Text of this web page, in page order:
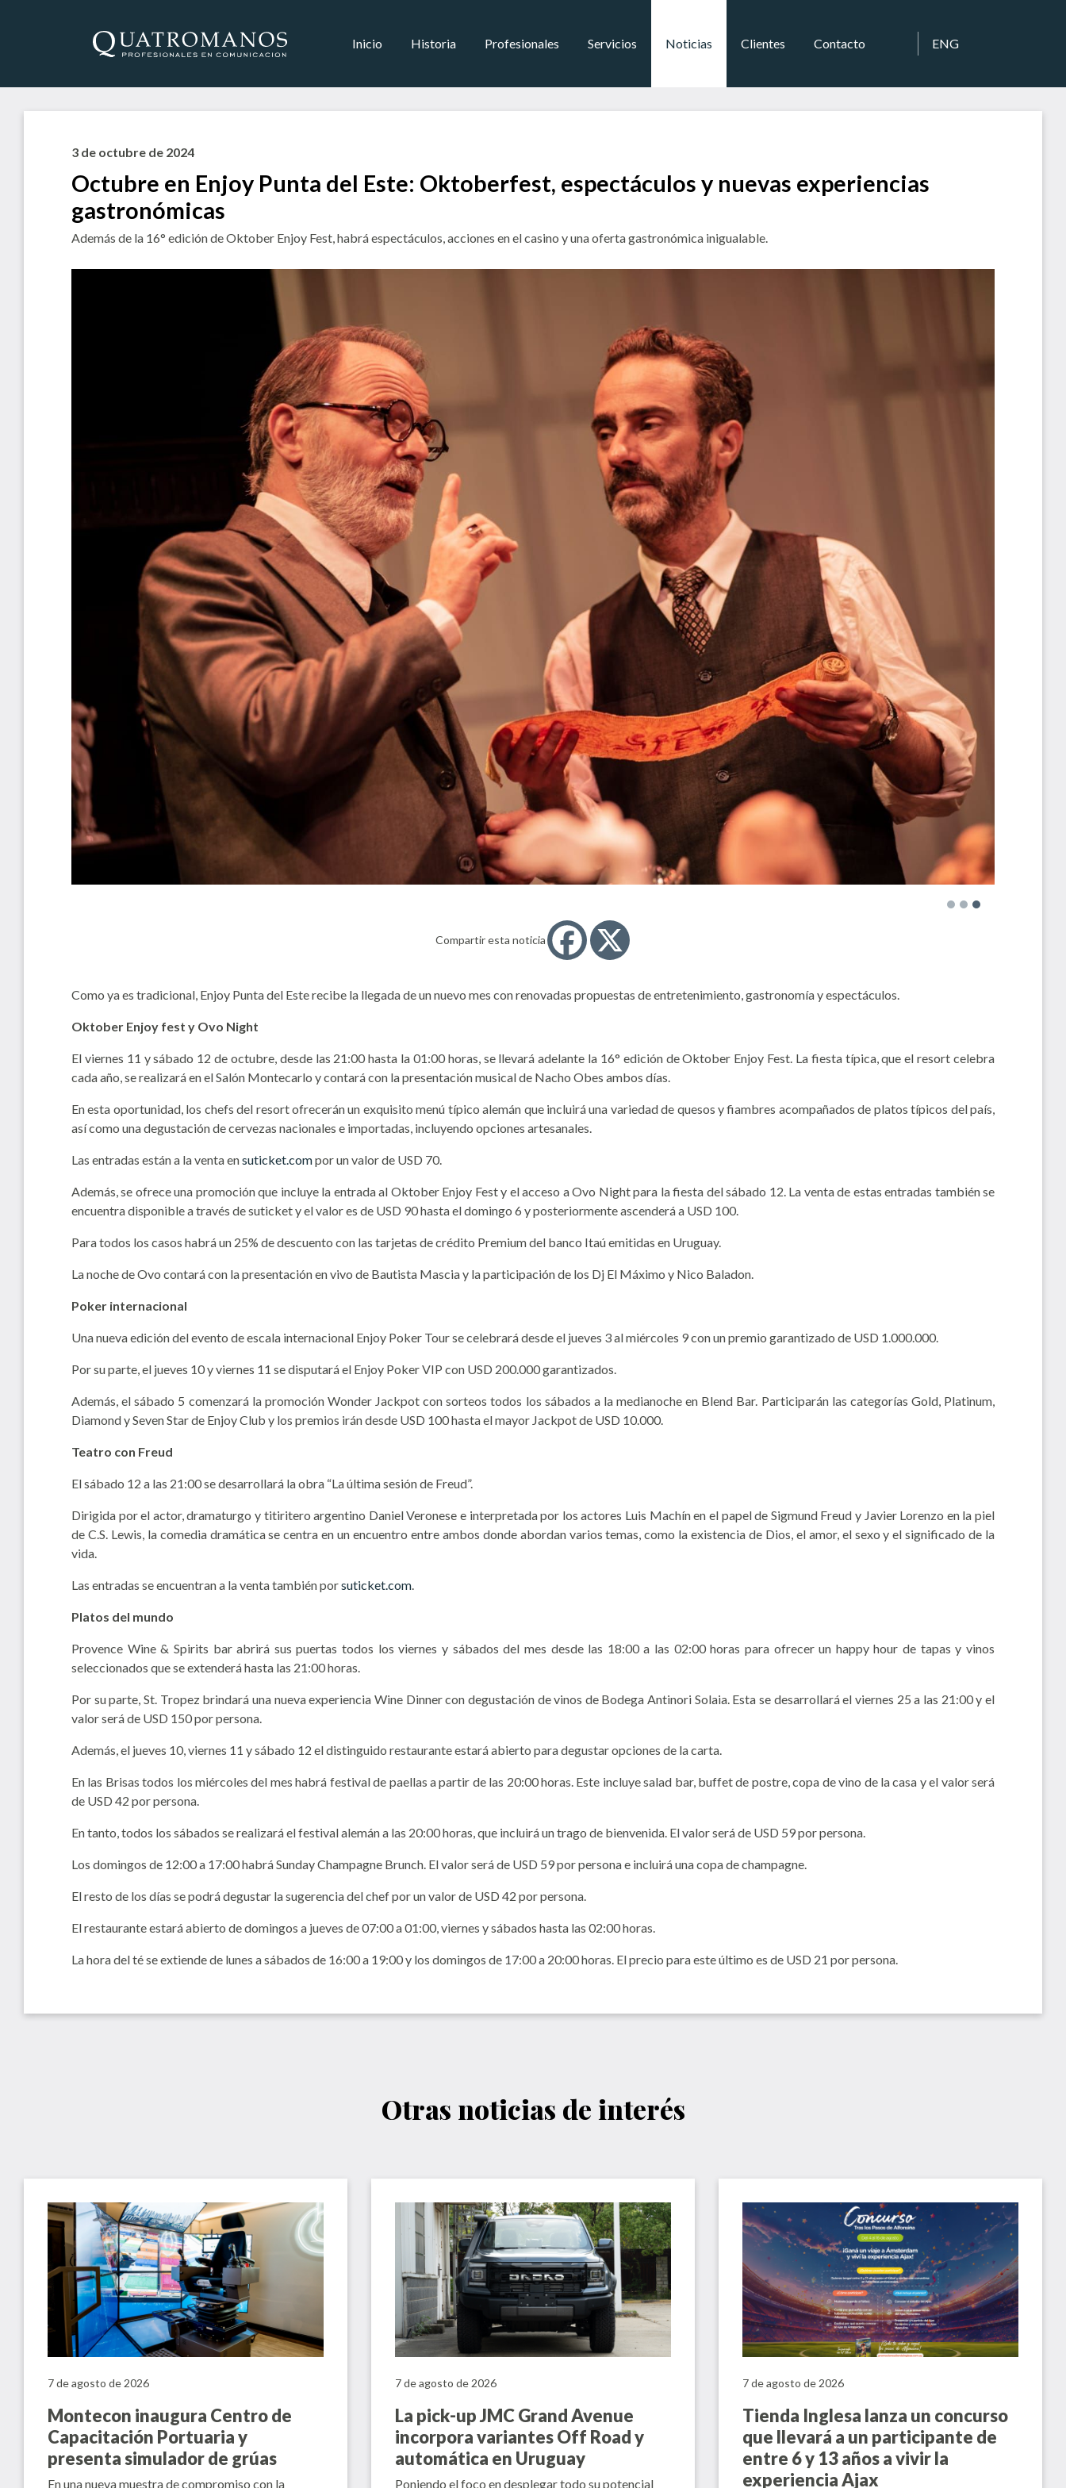
Inicio Historia Profesionales Servicios Noticias Clientes Contacto ENG
3 de octubre de 2024
Octubre en Enjoy Punta del Este: Oktoberfest, espectáculos y nuevas experiencias
gastronómicas
Además de la 16° edición de Oktober Enjoy Fest, habrá espectáculos, acciones en el casino y una oferta gastronómica inigualable.
Compartir esta noticia
Como ya es tradicional, Enjoy Punta del Este recibe la llegada de un nuevo mes con renovadas propuestas de entretenimiento, gastronomía y espectáculos.
Oktober Enjoy fest y Ovo Night
El viernes 11 y sábado 12 de octubre, desde las 21:00 hasta la 01:00 horas, se llevará adelante la 16° edición de Oktober Enjoy Fest. La fiesta típica, que el resort celebra
cada año, se realizará en el Salón Montecarlo y contará con la presentación musical de Nacho Obes ambos días.
En esta oportunidad, los chefs del resort ofrecerán un exquisito menú típico alemán que incluirá una variedad de quesos y fiambres acompañados de platos típicos del país,
así como una degustación de cervezas nacionales e importadas, incluyendo opciones artesanales.
Las entradas están a la venta ensuticket.compor un valor de USD 70.
Además, se ofrece una promoción que incluye la entrada al Oktober Enjoy Fest y el acceso a Ovo Night para la fiesta del sábado 12. La venta de estas entradas también se
encuentra disponible a través de suticket y el valor es de USD 90 hasta el domingo 6 y posteriormente ascenderá a USD 100.
Para todos los casos habrá un 25% de descuento con las tarjetas de crédito Premium del banco Itaú emitidas en Uruguay.
La noche de Ovo contará con la presentación en vivo de Bautista Mascia y la participación de los Dj El Máximo y Nico Baladon.
Poker internacional
Una nueva edición del evento de escala internacional Enjoy Poker Tour se celebrará desde el jueves 3 al miércoles 9 con un premio garantizado de USD 1.000.000.
Por su parte, el jueves 10 y viernes 11 se disputará el Enjoy Poker VIP con USD 200.000 garantizados.
Además, el sábado 5 comenzará la promoción Wonder Jackpot con sorteos todos los sábados a la medianoche en Blend Bar. Participarán las categorías Gold, Platinum,
Diamond y Seven Star de Enjoy Club y los premios irán desde USD 100 hasta el mayor Jackpot de USD 10.000.
Teatro con Freud
El sábado 12 a las 21:00 se desarrollará la obra “La última sesión de Freud”.
Dirigida por el actor, dramaturgo y titiritero argentino Daniel Veronese e interpretada por los actores Luis Machín en el papel de Sigmund Freud y Javier Lorenzo en la piel
de C.S. Lewis, la comedia dramática se centra en un encuentro entre ambos donde abordan varios temas, como la existencia de Dios, el amor, el sexo y el significado de la
vida.
Las entradas se encuentran a la venta también porsuticket.com
Platos del mundo
Provence Wine & Spirits bar abrirá sus puertas todos los viernes y sábados del mes desde las 18:00 a las 02:00 horas para ofrecer un happy hour de tapas y vinos
seleccionados que se extenderá hasta las 21:00 horas.
Por su parte, St. Tropez brindará una nueva experiencia Wine Dinner con degustación de vinos de Bodega Antinori Solaia. Esta se desarrollará el viernes 25 a las 21:00 y el
valor será de USD 150 por persona.
Además, el jueves 10, viernes 11 y sábado 12 el distinguido restaurante estará abierto para degustar opciones de la carta.
En las Brisas todos los miércoles del mes habrá festival de paellas a partir de las 20:00 horas. Este incluye salad bar, buffet de postre, copa de vino de la casa y el valor será
de USD 42 por persona.
En tanto, todos los sábados se realizará el festival alemán a las 20:00 horas, que incluirá un trago de bienvenida. El valor será de USD 59 por persona.
Los domingos de 12:00 a 17:00 habrá Sunday Champagne Brunch. El valor será de USD 59 por persona e incluirá una copa de champagne.
El resto de los días se podrá degustar la sugerencia del chef por un valor de USD 42 por persona.
El restaurante estará abierto de domingos a jueves de 07:00 a 01:00, viernes y sábados hasta las 02:00 horas.
La hora del té se extiende de lunes a sábados de 16:00 a 19:00 y los domingos de 17:00 a 20:00 horas. El precio para este último es de USD 21 por persona.
Otras noticias de interés
7 de agosto de 2026
Montecon inaugura Centro de
Capacitación Portuaria y
presenta simulador de grúas
En una nueva muestra de compromiso con la
7 de agosto de 2026
La pick-up JMC Grand Avenue
incorpora variantes Off Road y
automática en Uruguay
Poniendo el foco en desplegar todo su potencial
7 de agosto de 2026
Tienda Inglesa lanza un concurso
que llevará a un participante de
entre 6 y 13 años a vivir la
experiencia Ajax